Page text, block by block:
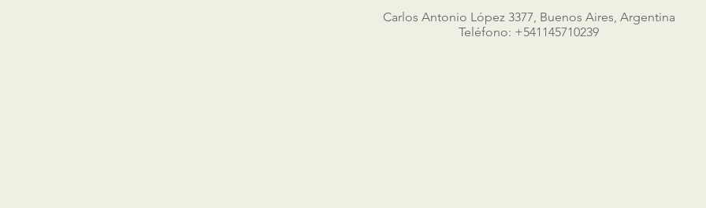
Carlos Antonio López 3377, Buenos Aires, Argentina
Teléfono: +541145710239